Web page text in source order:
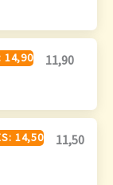
14,90 11,90
14,50 11,50